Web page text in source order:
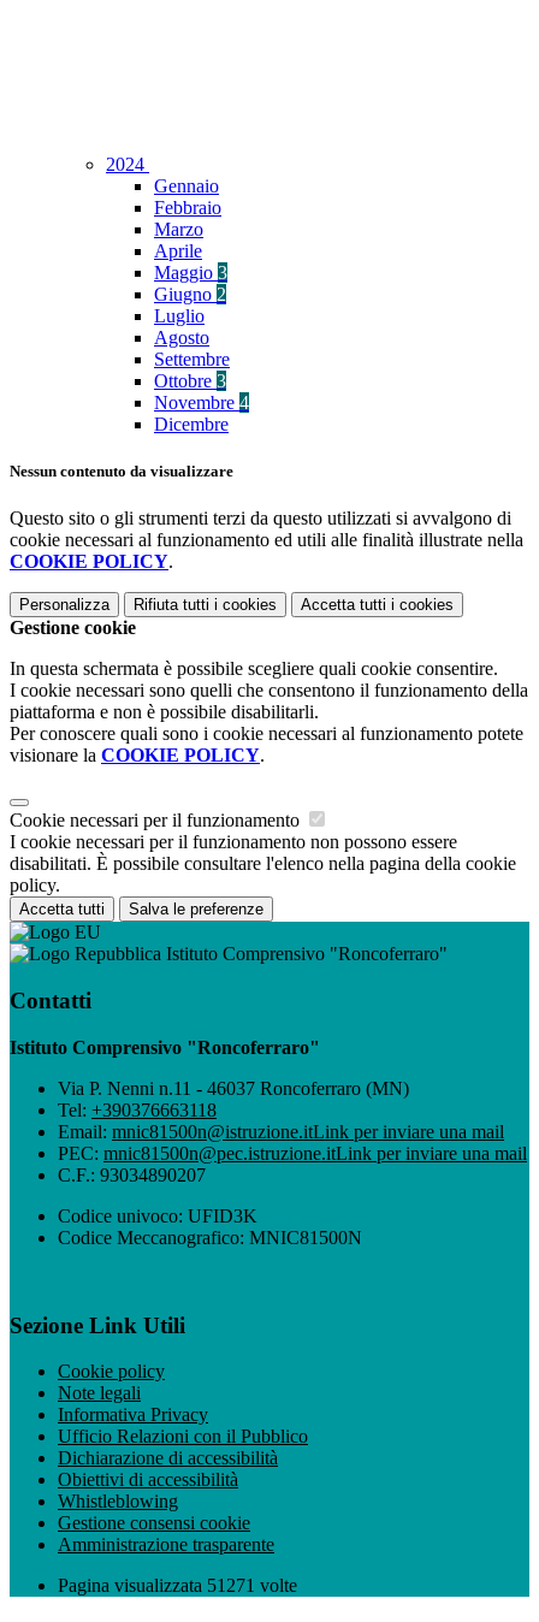
2024
Gennaio
Febbraio
Marzo
Aprile
Maggio 3
Giugno 2
Luglio
Agosto
Settembre
Ottobre 3
Novembre 4
Dicembre
Nessun contenuto da visualizzare
Questo sito o gli strumenti terzi da questo utilizzati si avvalgono di
cookie necessari al funzionamento ed utili alle finalità illustrate nella
COOKIE POLICY.
Personalizza Rifiuta tutti i cookies Accetta tutti i cookies
Gestione cookie
In questa schermata è possibile scegliere quali cookie consentire.
I cookie necessari sono quelli che consentono il funzionamento della
piattaforma e non è possibile disabilitarli.
Per conoscere quali sono i cookie necessari al funzionamento potete
visionare la COOKIE POLICY.
Cookie necessari per il funzionamento
I cookie necessari per il funzionamento non possono essere
disabilitati. È possibile consultare l'elenco nella pagina della cookie
policy.
Accetta tutti Salva le preferenze
Istituto Comprensivo "Roncoferraro"
Contatti
Istituto Comprensivo "Roncoferraro"
Via P. Nenni n.11 - 46037 Roncoferraro (MN)
Tel: +390376663118
Email: mnic81500n@istruzione.itLink per inviare una mail
PEC: mnic81500n@pec.istruzione.itLink per inviare una mail
C.F.: 93034890207
Codice univoco: UFID3K
Codice Meccanografico: MNIC81500N
Sezione Link Utili
Cookie policy
Note legali
Informativa Privacy
Ufficio Relazioni con il Pubblico
Dichiarazione di accessibilità
Obiettivi di accessibilità
Whistleblowing
Gestione consensi cookie
Amministrazione trasparente
Pagina visualizzata 51271 volte